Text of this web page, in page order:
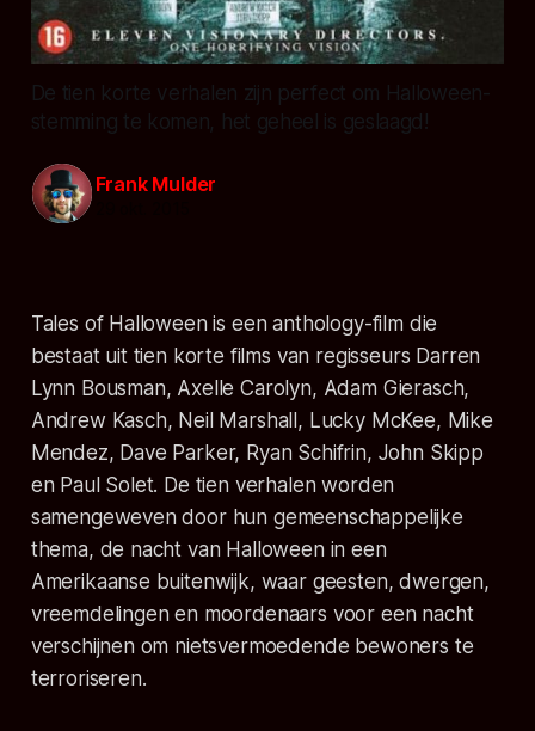
De tien korte verhalen zijn perfect om Halloween-
stemming te komen, het geheel is geslaagd!
Frank Mulder
Tales of Halloween is een anthology-film die
bestaat uit tien korte films van regisseurs Darren
Lynn Bousman, Axelle Carolyn, Adam Gierasch,
Andrew Kasch, Neil Marshall, Lucky McKee, Mike
Mendez, Dave Parker, Ryan Schifrin, John Skipp
en Paul Solet. De tien verhalen worden
samengeweven door hun gemeenschappelijke
thema, de nacht van Halloween in een
Amerikaanse buitenwijk, waar geesten, dwergen,
vreemdelingen en moordenaars voor een nacht
verschijnen om nietsvermoedende bewoners te
terroriseren.